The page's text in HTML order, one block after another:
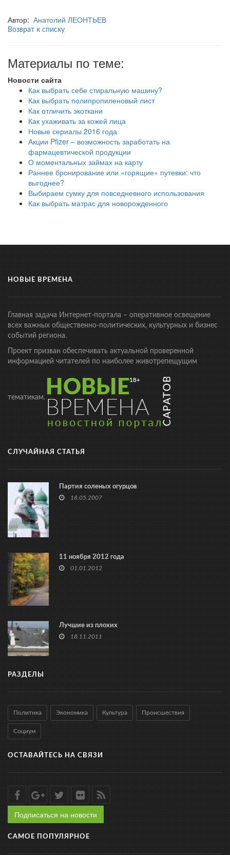
Автор: Анатолий ЛЕОНТЬЕВ
Возврат к списку
Материалы по теме:
Новости сайта
Как выбрать себе стиральную машину?
Как выбрать полипропиленовый лист
Как отличить экоткани
Как ухаживать за кожей лица
Новые сериалы 2016 года
Акции Pfizer – возможность заработать на
фармацевтической продукции
О моментальных займах на карту
Раннее бронирование или «горящие» путевки: что
выгоднее?
Выбираем сумку для повседневного использования
Как выбрать матрас для новорожденного
НОВЫЕ ВРЕМЕНА
Главная задача Интернет-портала – оперативное освещение
всех важных общественно-политических, культурных и бизнес
событий региона.
Проект призван обеспечивать актуальной проверенной
информацией читателей по наиболее животрепещущим
тематикам.
СЛУЧАЙНАЯ СТАТЬЯ
Партия соленых огурцов
18.05.2007
11 ноября 2012 года
01.01.2012
Лучшие из плохих
18.11.2011
РАЗДЕЛЫ
Политика Экономика Культура Происшествия
Социум
ОСТАВАЙТЕСЬ НА СВЯЗИ
Подписаться на новости
САМОЕ ПОПУЛЯРНОЕ